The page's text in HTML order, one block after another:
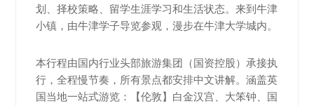
划、择校策略、留学生涯学习和生活状态。来到牛津
小镇，由牛津学子导览参观，漫步在牛津大学城内。
本行程由国内行业头部旅游集团（国资控股）承接执
行，全程慢节奏，所有景点都安排中文讲解。涵盖英
国当地一站式游览：【伦敦】白金汉宫、大笨钟、国